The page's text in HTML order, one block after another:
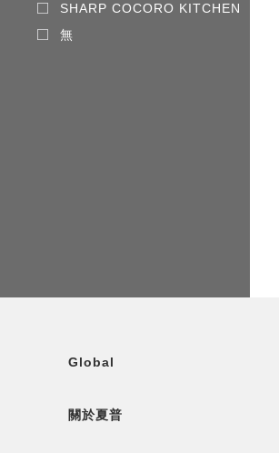
SHARP COCORO KITCHEN
無
Global
關於夏普